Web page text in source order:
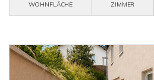
WOHNFLÄCHE
ZIMMER